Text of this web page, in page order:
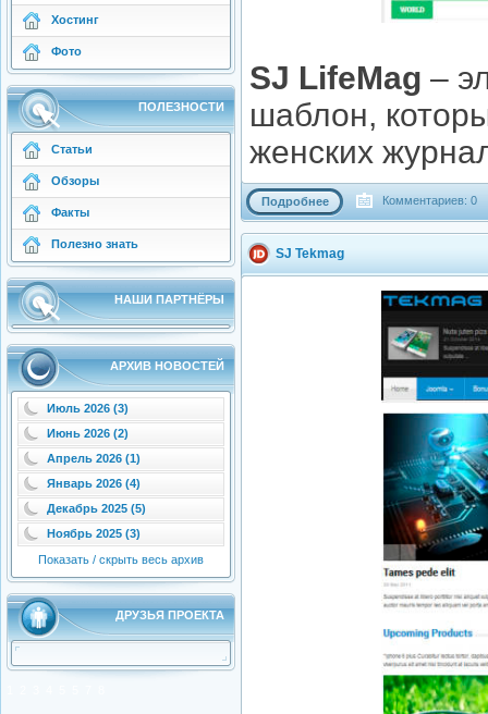
Хостинг
Фото
ПОЛЕЗНОСТИ
Статьи
Обзоры
Факты
Полезно знать
НАШИ ПАРТНЁРЫ
АРХИВ НОВОСТЕЙ
Июль 2026 (3)
Июнь 2026 (2)
Апрель 2026 (1)
Январь 2026 (4)
Декабрь 2025 (5)
Ноябрь 2025 (3)
Показать / скрыть весь архив
ДРУЗЬЯ ПРОЕКТА
SJ LifeMag –
шаблон,
женских
Подробнее Комментариев: 0
SJ Tekmag